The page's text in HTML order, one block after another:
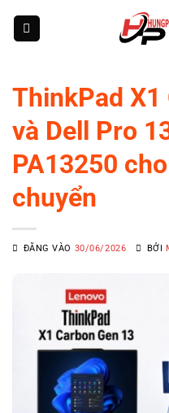
ThinkPad X1
và Dell Pro
PA13250
chuyển
ĐĂNG VÀO 30/06/2026 BỞI